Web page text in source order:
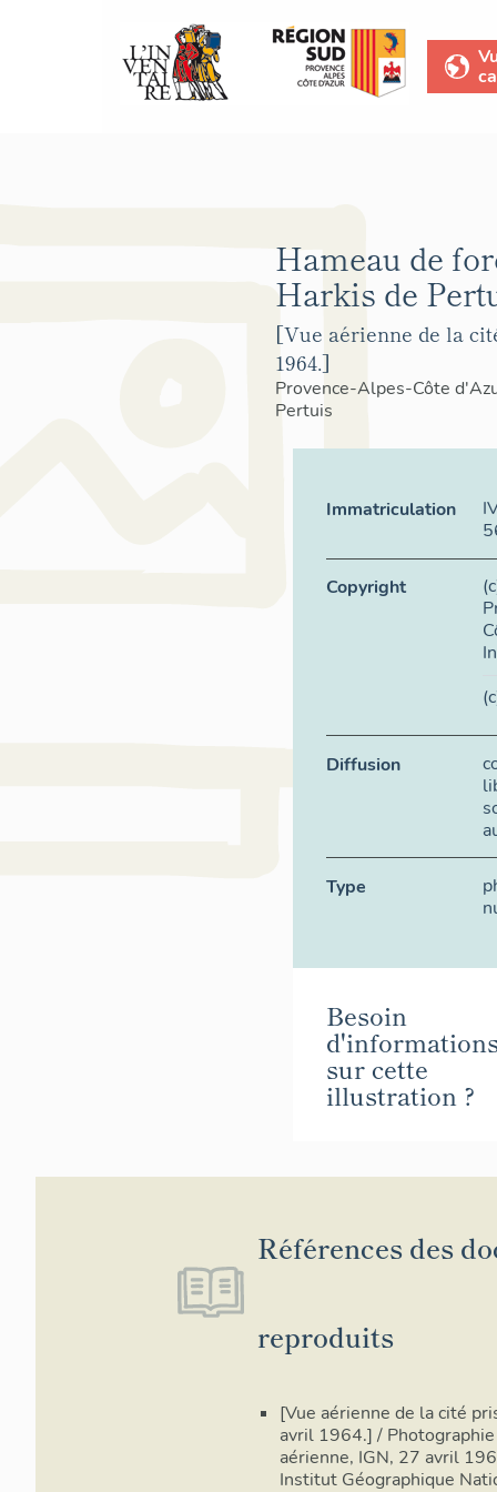
Hameau de
Harkis de
[Vue aérienne de la
1964.]
Provence-Alpes-Côte
Pertuis
Immatriculation
Copyright
Diffusion
Type
Besoin
sur cette
illustration ?
Références des
reproduits
[Vue aérienne de la cité
avril 1964.] / Photographie
aérienne, IGN, 27 avril
Institut Géographique